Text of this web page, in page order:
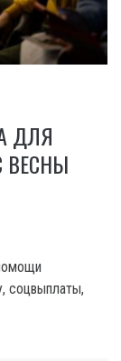
ДЛЯ
ВЕСНЫ
соцвыплаты,